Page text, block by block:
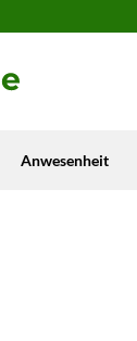
Anwesenheit